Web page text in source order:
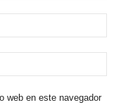
web en este navegador